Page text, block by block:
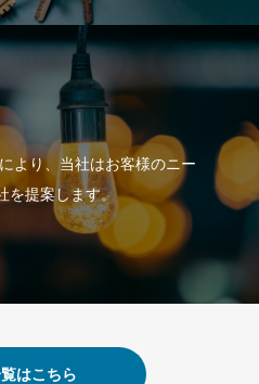
より、当社はお客様のニー
を提案します。
はこちら